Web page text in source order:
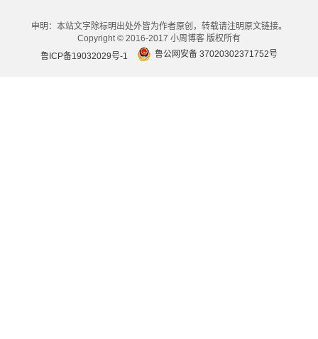
申明：本站文字除标明出处外皆为作者原创，转载请注明原文链接。
Copyright © 2016-2017 小周博客 版权所有
鲁ICP备19032029号-1
鲁公网安备 37020302371752号